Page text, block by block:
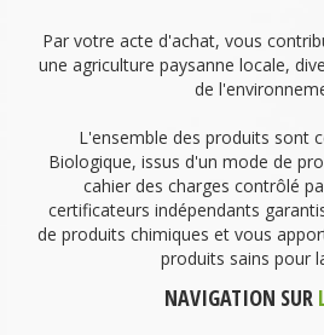
Par votre acte d'achat, vous
une agriculture paysanne locale,
de
L'ensemble des produits sont
Biologique, issus d'un mode de
cahier des charges contrôlé
certificateurs indépendants
de produits chimiques et vous
produits sains pour
NAVIGATION SUR